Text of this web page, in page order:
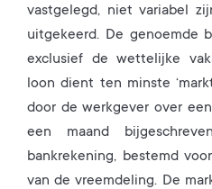
vastgelegd, niet variabel
uitgekeerd. De genoemde
exclusief de wettelijke
loon dient ten minste
door de werkgever over
een maand
bankrekening, bestemd
van de vreemdeling. De